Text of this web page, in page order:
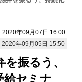
2020年09月07日 16:00
2020年09月05日 15:50
振るう、
給セミナ